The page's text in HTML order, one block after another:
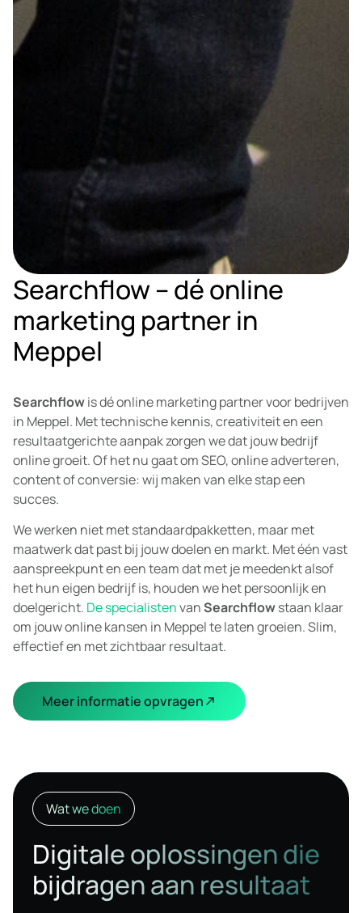
Searchflow – dé online
marketing partner in
Meppel
Searchflowis dé online marketing partner voor bedrijven
in Meppel. Met technische kennis, creativiteit en een
resultaatgerichte aanpak zorgen we dat jouw bedrijf
online groeit. Of het nu gaat om SEO, online adverteren,
content of conversie: wij maken van elke stap een
succes.
We werken niet met standaardpakketten, maar met
maatwerk dat past bij jouw doelen en markt. Met één vast
aanspreekpunt en een team dat met je meedenkt alsof
het hun eigen bedrijf is, houden we het persoonlijk en
doelgericht. De specialistenvanSearchflowstaan klaar
om jouw online kansen in Meppel te laten groeien. Slim,
effectief en met zichtbaar resultaat.
Meer informatie opvragen
Wat we doen
Digitale oplossingen die
bijdragen aan resultaat